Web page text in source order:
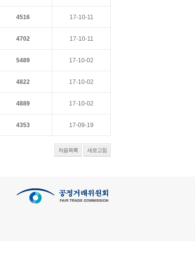
4516 17-10-11
4702 17-10-11
5489 17-10-02
4822 17-10-02
4889 17-10-02
4353 17-09-19
처음목록 새로고침